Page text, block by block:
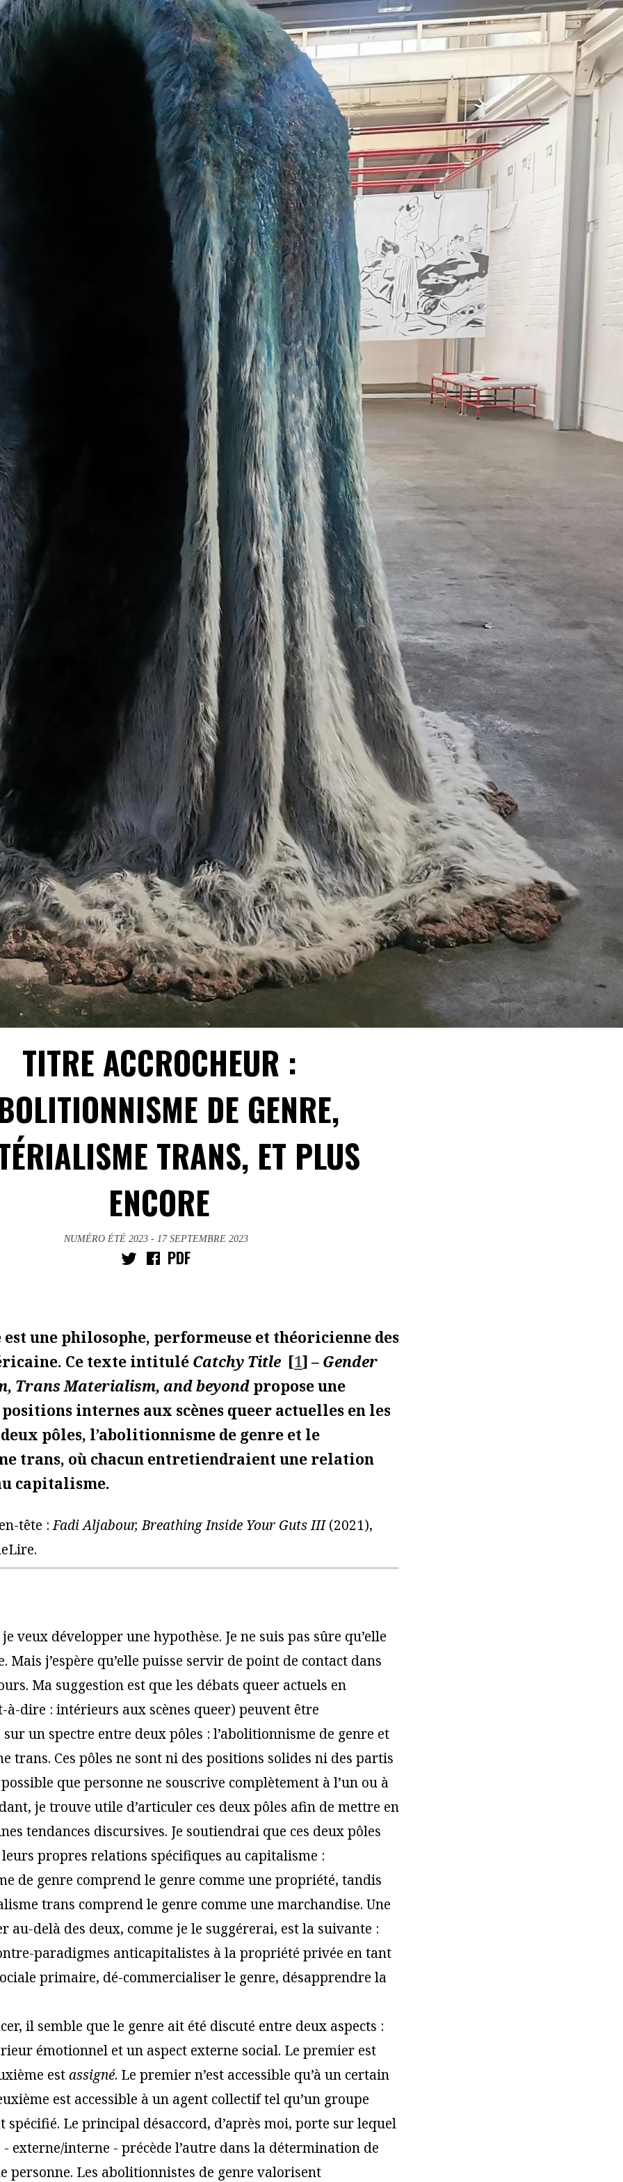
TITRE ACCROCHEUR :
DE GENRE,
TRANS, ET PLUS
ENCORE
NUMÉRO ÉTÉ 2023 - 17 SEPTEMBRE 2023
PDF
une philosophe, performeuse et théoricienne des
Ce texte intitulé Catchy Title [1] – Gender
Trans Materialism, and beyond propose une
positions internes aux scènes queer actuelles en les
pôles, l’abolitionnisme de genre et le
trans, où chacun entretiendraient une relation
capitalisme.
tête :Fadi Aljabour, Breathing Inside Your Guts III(2021),
veux développer une hypothèse. Je ne suis pas sûre qu’elle
Mais j’espère qu’elle puisse servir de point de contact dans
Ma suggestion est que les débats queer actuels en
à-dire : intérieurs aux scènes queer) peuvent être
un spectre entre deux pôles : l’abolitionnisme de genre et
trans. Ces pôles ne sont ni des positions solides ni des partis
que personne ne souscrive complètement à l’un ou à
je trouve utile d’articuler ces deux pôles afin de mettre en
tendances discursives. Je soutiendrai que ces deux pôles
propres relations spécifiques au capitalisme :
de genre comprend le genre comme une propriété, tandis
trans comprend le genre comme une marchandise. Une
au-delà des deux, comme je le suggérerai, est la suivante :
paradigmes anticapitalistes à la propriété privée en tant
primaire, dé-commercialiser le genre, désapprendre la
il semble que le genre ait été discuté entre deux aspects :
émotionnel et un aspect externe social. Le premier est
estassigné. Le premier n’est accessible qu’à un certain
est accessible à un agent collectif tel qu’un groupe
Le principal désaccord, d’après moi, porte sur lequel
- externe/interne - précède l’autre dans la détermination de
personne. Les abolitionnistes de genre valorisent